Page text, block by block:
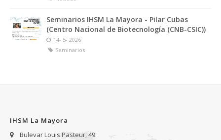
Seminarios IHSM La Mayora - Pilar Cubas
(Centro Nacional de Biotecnología (CNB-CSIC))
14- 5- 2026
Seminarios
IHSM La Mayora
Bulevar Louis Pasteur, 49.